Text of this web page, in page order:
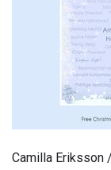
Camilla Eriksson